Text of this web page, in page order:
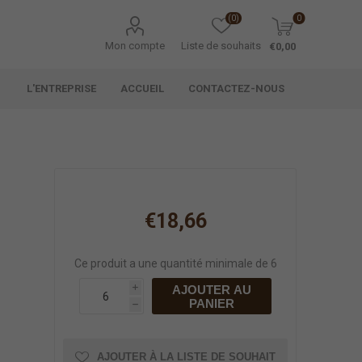
Mon compte Liste de souhaits
(0) 0
€0,00
L'ENTREPRISE ACCUEIL CONTACTEZ-NOUS
€18,66
Ce produit a une quantité minimale de 6
i
h
AJOUTER AU
PANIER
AJOUTER À LA LISTE DE SOUHAIT